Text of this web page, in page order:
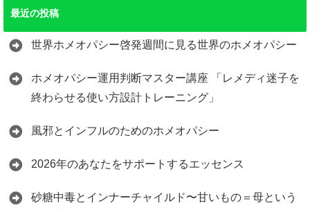
最近の投稿
世界ホメオパシー啓発週間に見る世界のホメオパシー
ホメオパシー運用判断マスター講座 「レメディ迷子を
終わらせる使い方設計トレーニング」
風邪とインフルのためのホメオパシー
2026年のあなたをサポートするエッセンス
砂糖中毒とインナーチャイルド〜甘いもの＝母という